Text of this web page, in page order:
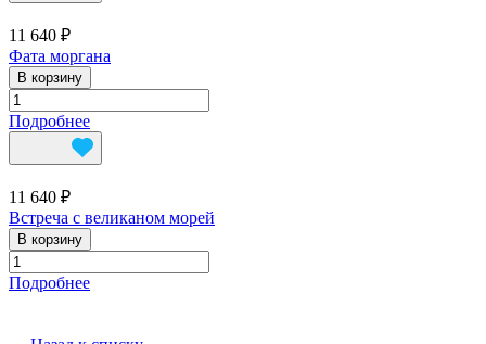
11 640 ₽
Фата моргана
В корзину
Подробнее
11 640 ₽
Встреча с великаном морей
В корзину
Подробнее